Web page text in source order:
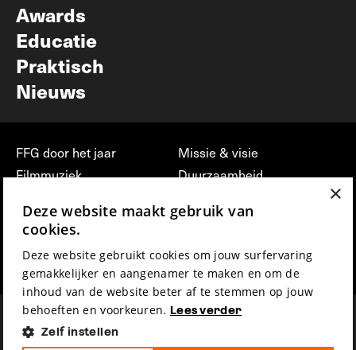
Awards
Educatie
Praktisch
Nieuws
FFG door het jaar
Filmmuziek
Press & Industry
Film Fest Friends
Missie & visie
Duurzaamheid
vrijwilligerswerk bij FFG
Privacy & Disclaimer
×
Deze website maakt gebruik van
cookies.
Deze website gebruikt cookies om jouw surfervaring
gemakkelijker en aangenamer te maken en om de
inhoud van de website beter af te stemmen op jouw
behoeften en voorkeuren. Lees verder
Zelf instellen